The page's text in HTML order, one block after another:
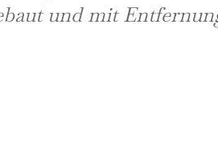
und mit